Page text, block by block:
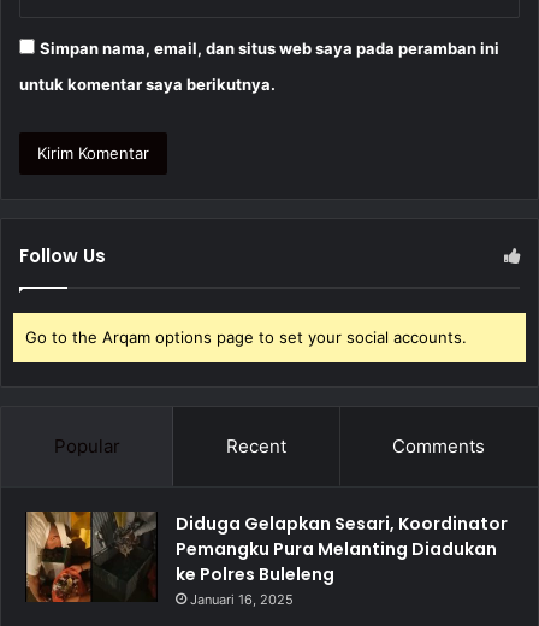
Simpan nama, email, dan situs web saya pada peramban ini
untuk komentar saya berikutnya.
Follow Us
Go to the Arqam options page to set your social accounts.
Popular Recent Comments
Diduga Gelapkan Sesari, Koordinator
Pemangku Pura Melanting Diadukan
ke Polres Buleleng
Januari 16, 2025